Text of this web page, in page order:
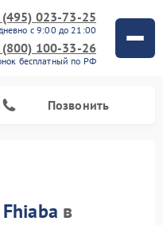
(495) 023-73-25
с 9:00 до 21:00
(800) 100-33-26
бесплатный по РФ
Позвонить
Fhiaba в